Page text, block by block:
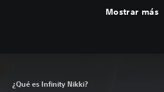
Mostrar más
¿Qué es Infinity Nikki?